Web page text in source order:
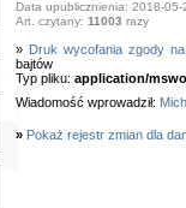
Data upublicznienia: 2018-05-
Art. czytany: 11003 razy
» Druk wycofania zgody
bajtów
Typ pliku: application/
Wiadomość wprowadził:
» Pokaż rejestr zmian dla